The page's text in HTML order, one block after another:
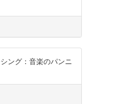
ング：音楽のパンニ